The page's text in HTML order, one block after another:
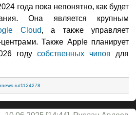
года пока непонятно, как будет
Она является крупным
Cloud, а также управляет
Также Apple планирует
году собственных чипов для
1124278